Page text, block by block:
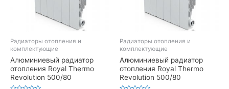
Радиаторы отопления и
комплектующие
Алюминиевый радиатор
отопления Royal Thermo
Revolution 500/80
Радиаторы отопления и
комплектующие
Алюминиевый радиатор
отопления Royal Thermo
Revolution 500/80